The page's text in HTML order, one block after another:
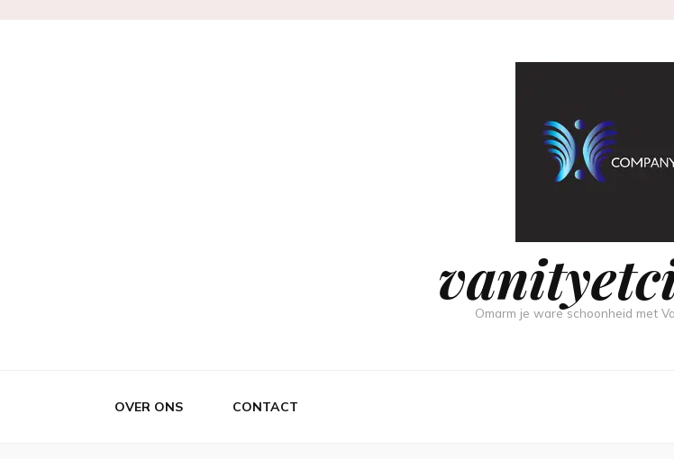
Omarm je ware schoonheid met
OVER ONS CONTACT